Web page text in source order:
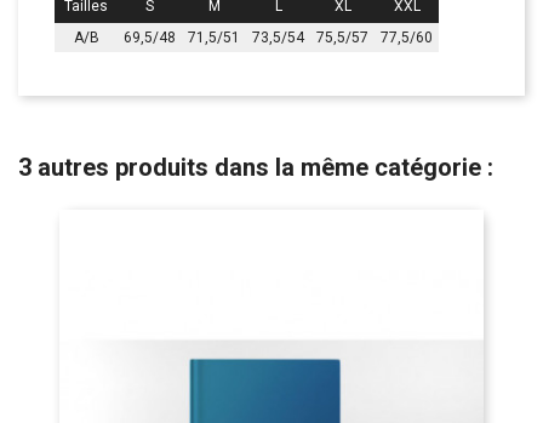
Tailles S M XL
XXL
A/B
69,5/48 71,5/51 73,5/54 75,5/57 77,5/60
3 autres produits dans la même catégorie :